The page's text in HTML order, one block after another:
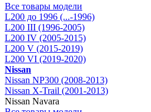
Все товары модели
L200 до 1996 (...-1996)
L200 III (1996-2005)
L200 IV (2005-2015)
L200 V (2015-2019)
L200 VI (2019-2020)
Nissan
Nissan NP300 (2008-2013)
Nissan X-Trail (2001-2013)
Nissan Navara